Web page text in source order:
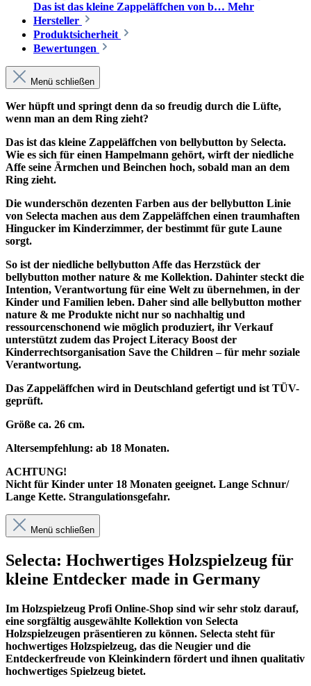
Das ist das kleine Zappeläffchen von b… Mehr
Hersteller
Produktsicherheit
Bewertungen
Menü schließen
Wer hüpft und springt denn da so freudig durch die Lüfte,
wenn man an dem Ring zieht?
Das ist das kleine Zappeläffchen von bellybutton by Selecta.
Wie es sich für einen Hampelmann gehört, wirft der niedliche
Affe seine Ärmchen und Beinchen hoch, sobald man an dem
Ring zieht.
Die wunderschön dezenten Farben aus der bellybutton Linie
von Selecta machen aus dem Zappeläffchen einen traumhaften
Hingucker im Kinderzimmer, der bestimmt für gute Laune
sorgt.
So ist der niedliche bellybutton Affe das Herzstück der
bellybutton mother nature & me Kollektion. Dahinter steckt die
Intention, Verantwortung für eine Welt zu übernehmen, in der
Kinder und Familien leben. Daher sind alle bellybutton mother
nature & me Produkte nicht nur so nachhaltig und
ressourcenschonend wie möglich produziert, ihr Verkauf
unterstützt zudem das Project Literacy Boost der
Kinderrechtsorganisation Save the Children – für mehr soziale
Verantwortung.
Das Zappeläffchen wird in Deutschland gefertigt und ist TÜV-
geprüft.
Größe ca. 26 cm.
Altersempfehlung: ab 18 Monaten.
ACHTUNG!
Nicht für Kinder unter 18 Monaten geeignet. Lange Schnur/
Lange Kette. Strangulationsgefahr.
Menü schließen
Selecta: Hochwertiges Holzspielzeug für
kleine Entdecker made in Germany
Im Holzspielzeug Profi Online-Shop sind wir sehr stolz darauf,
eine sorgfältig ausgewählte Kollektion von Selecta
Holzspielzeugen präsentieren zu können. Selecta steht für
hochwertiges Holzspielzeug, das die Neugier und die
Entdeckerfreude von Kleinkindern fördert und ihnen qualitativ
hochwertiges Spielzeug bietet.